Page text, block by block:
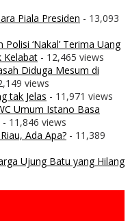
Piala Presiden - 13,093
‘Nakal’ Terima Uang
Kelabat - 12,465 views
Diduga Mesum di
views
tak Jelas - 11,971 views
Umum Istano Basa
- 11,846 views
Ada Apa? - 11,389
Ujung Batu yang Hilang